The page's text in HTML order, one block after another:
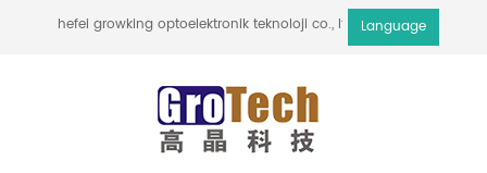
hefei growking optoelektronik teknoloji co., ltd Language